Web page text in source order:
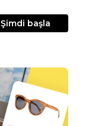
Şimdi başla